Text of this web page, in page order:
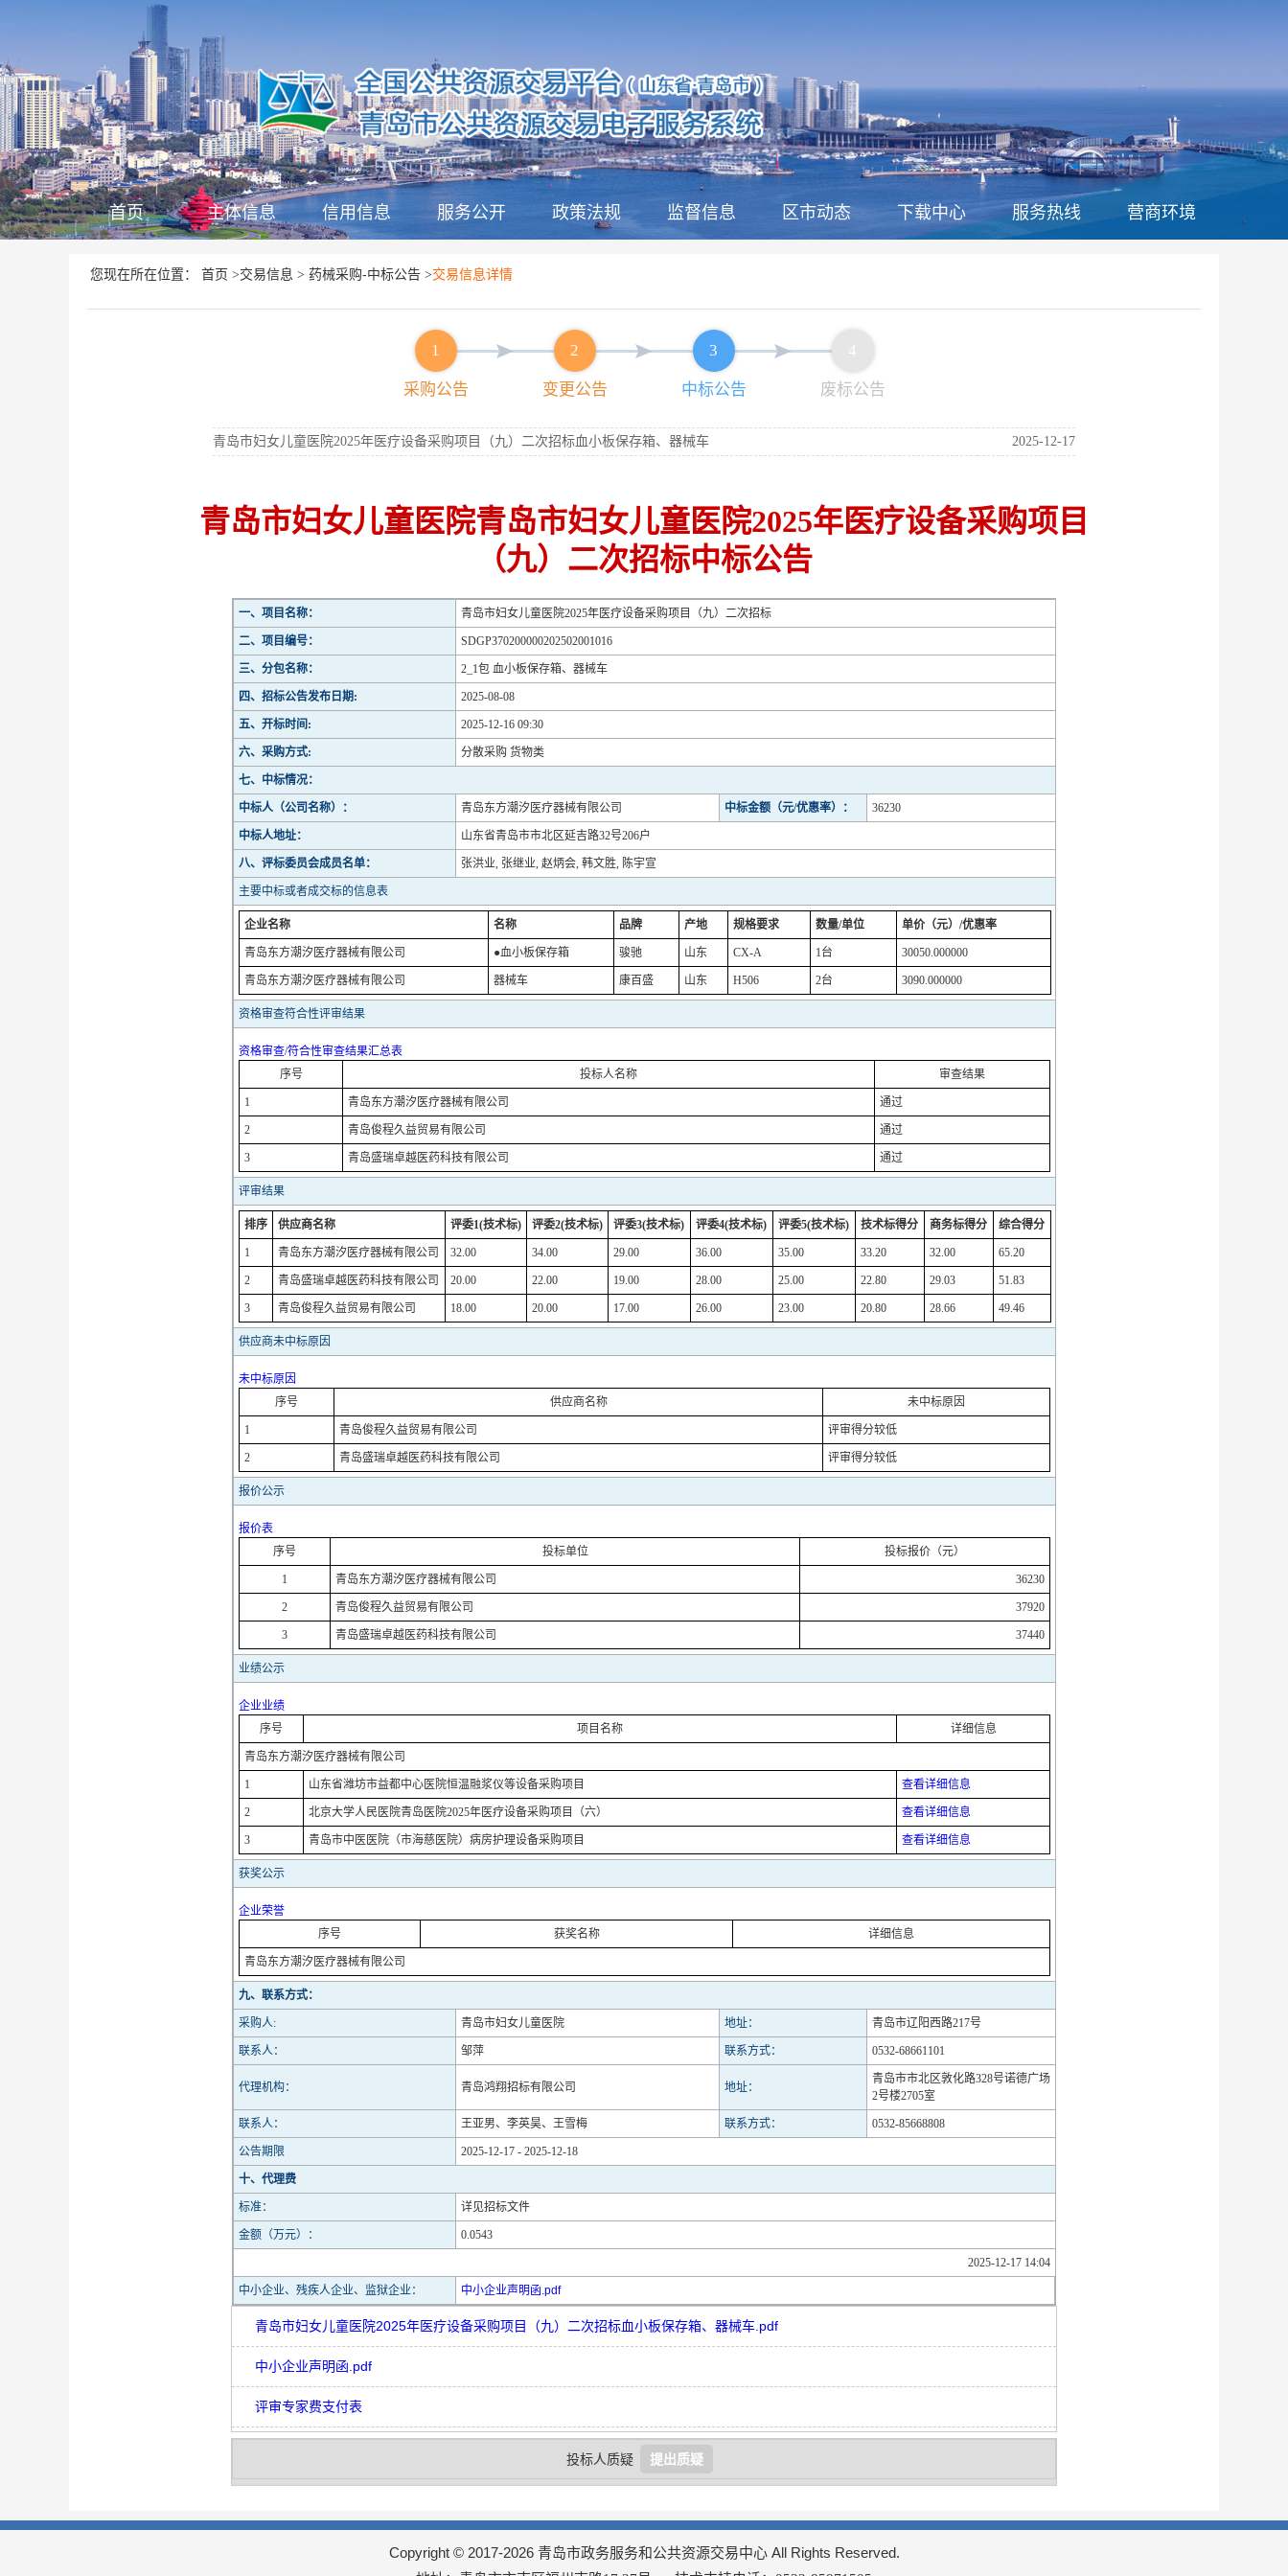
首页 主体信息 信用信息 服务公开 政策法规 监督信息 区市动态 下载中心 服务热线 营商环境
您现在所在位置： 首页 >交易信息 > 药械采购-中标公告 >交易信息详情
1
采购公告
2
变更公告
3
中标公告
4
废标公告
青岛市妇女儿童医院2025年医疗设备采购项目（九）二次招标血小板保存箱、器械车 2025-12-17
青岛市妇女儿童医院青岛市妇女儿童医院2025年医疗设备采购项目
（九）二次招标中标公告
一、项目名称： 青岛市妇女儿童医院2025年医疗设备采购项目（九）二次招标
二、项目编号： SDGP370200000202502001016
三、分包名称： 2_1包 血小板保存箱、器械车
四、招标公告发布日期: 2025-08-08
五、开标时间: 2025-12-16 09:30
六、采购方式: 分散采购 货物类
七、中标情况：
中标人（公司名称）： 青岛东方潮汐医疗器械有限公司 中标金额（元/优惠率）： 36230
中标人地址： 山东省青岛市市北区延吉路32号206户
八、评标委员会成员名单： 张洪业, 张继业, 赵炳会, 韩文胜, 陈宇宣
主要中标或者成交标的信息表
企业名称 名称 品牌 产地 规格要求 数量/单位 单价（元）/优惠率
青岛东方潮汐医疗器械有限公司 ●血小板保存箱 骏驰 山东 CX-A 1台 30050.000000
青岛东方潮汐医疗器械有限公司 器械车 康百盛 山东 H506 2台 3090.000000
资格审查符合性评审结果
资格审查/符合性审查结果汇总表
序号
投标人名称 审查结果
1 青岛东方潮汐医疗器械有限公司 通过
2 青岛俊程久益贸易有限公司 通过
3 青岛盛瑞卓越医药科技有限公司 通过
评审结果
排序 供应商名称 评委1(技术标) 评委2(技术标) 评委3(技术标) 评委4(技术标) 评委5(技术标) 技术标得分 商务标得分 综合得分
1 青岛东方潮汐医疗器械有限公司 32.00 34.00 29.00 36.00 35.00 33.20 32.00 65.20
2 青岛盛瑞卓越医药科技有限公司 20.00 22.00 19.00 28.00 25.00 22.80 29.03 51.83
3 青岛俊程久益贸易有限公司 18.00 20.00 17.00 26.00 23.00 20.80 28.66 49.46
供应商未中标原因
未中标原因
序号
供应商名称 未中标原因
1 青岛俊程久益贸易有限公司 评审得分较低
2 青岛盛瑞卓越医药科技有限公司 评审得分较低
报价公示
报价表
序号
投标单位 投标报价（元）
1 青岛东方潮汐医疗器械有限公司 36230
2 青岛俊程久益贸易有限公司 37920
3 青岛盛瑞卓越医药科技有限公司 37440
业绩公示
企业业绩
序号
项目名称 详细信息
青岛东方潮汐医疗器械有限公司
1 山东省潍坊市益都中心医院恒温融浆仪等设备采购项目 查看详细信息
2 北京大学人民医院青岛医院2025年医疗设备采购项目（六） 查看详细信息
3 青岛市中医医院（市海慈医院）病房护理设备采购项目 查看详细信息
获奖公示
企业荣誉
序号
获奖名称 详细信息
青岛东方潮汐医疗器械有限公司
九、联系方式：
采购人: 青岛市妇女儿童医院 地址： 青岛市辽阳西路217号
联系人： 邹萍 联系方式： 0532-68661101
代理机构： 青岛鸿翔招标有限公司 地址：
青岛市市北区敦化路328号诺德广场
2号楼2705室
联系人： 王亚男、李英昊、王雪梅 联系方式： 0532-85668808
公告期限 2025-12-17 - 2025-12-18
十、代理费
标准： 详见招标文件
金额（万元）： 0.0543
2025-12-17 14:04
中小企业、残疾人企业、监狱企业： 中小企业声明函.pdf
青岛市妇女儿童医院2025年医疗设备采购项目（九）二次招标血小板保存箱、器械车.pdf
中小企业声明函.pdf
评审专家费支付表
投标人质疑 提出质疑
Copyright © 2017-2026 青岛市政务服务和公共资源交易中心 All Rights Reserved.